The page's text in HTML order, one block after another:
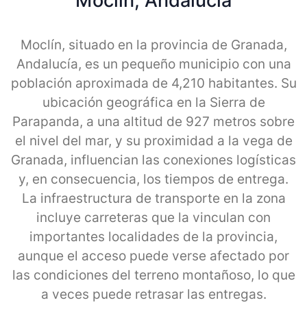
Moclín, situado en la provincia de Granada,
Andalucía, es un pequeño municipio con una
población aproximada de 4,210 habitantes. Su
ubicación geográfica en la Sierra de
Parapanda, a una altitud de 927 metros sobre
el nivel del mar, y su proximidad a la vega de
Granada, influencian las conexiones logísticas
y, en consecuencia, los tiempos de entrega.
La infraestructura de transporte en la zona
incluye carreteras que la vinculan con
importantes localidades de la provincia,
aunque el acceso puede verse afectado por
las condiciones del terreno montañoso, lo que
a veces puede retrasar las entregas.